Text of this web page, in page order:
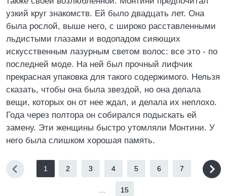
узкий круг знакомств. Ей было двадцать лет. Она
была рослой, выше него, с широко расставленными
льдистыми глазами и водопадом сияющих
искусственным лазурным светом волос: все это - по
последней моде. На ней был прочный лифчик
прекрасная упаковка для такого содержимого. Нельзя
сказать, чтобы она была звездой, но она делала
вещи, которых он от нее ждал, и делала их неплохо.
Года через полтора он собирался подыскать ей
замену. Эти женщины быстро утомляли Монтини. У
него была слишком хорошая память.
1 2 3 4 5 6 7
15